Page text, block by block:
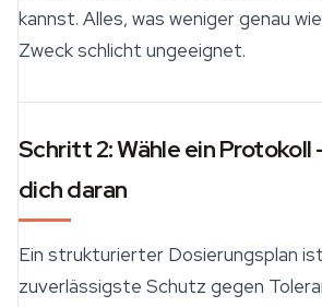
kannst. Alles, was weniger genau
Zweck schlicht ungeeignet.
Schritt 2: Wähle ein Protokoll
dich daran
Ein strukturierter Dosierungsplan
zuverlässigste Schutz gegen